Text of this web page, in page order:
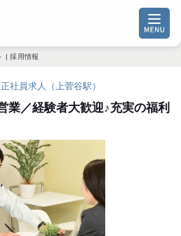
| 採用情報
社員求人（上菅谷駅）
業／経験者大歓迎♪充実の福利